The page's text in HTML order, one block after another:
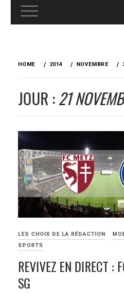
HOME 2014 NOVEMBRE
JOUR :21
LES CHOIX DE LA RÉDACTION
SPORTS
REVIVEZ EN DIRECT :
SG